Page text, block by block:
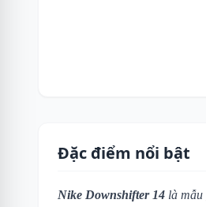
Đặc điểm nổi bật
Nike Downshifter 14 là mẫu